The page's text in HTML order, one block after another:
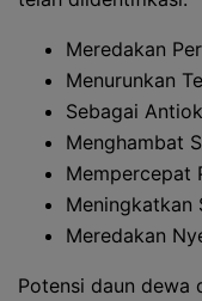
Meredakan
Menurunkan
Sebagai
Menghambat
Mempercepat
Meningkatkan
Meredakan
Potensi daun dewa